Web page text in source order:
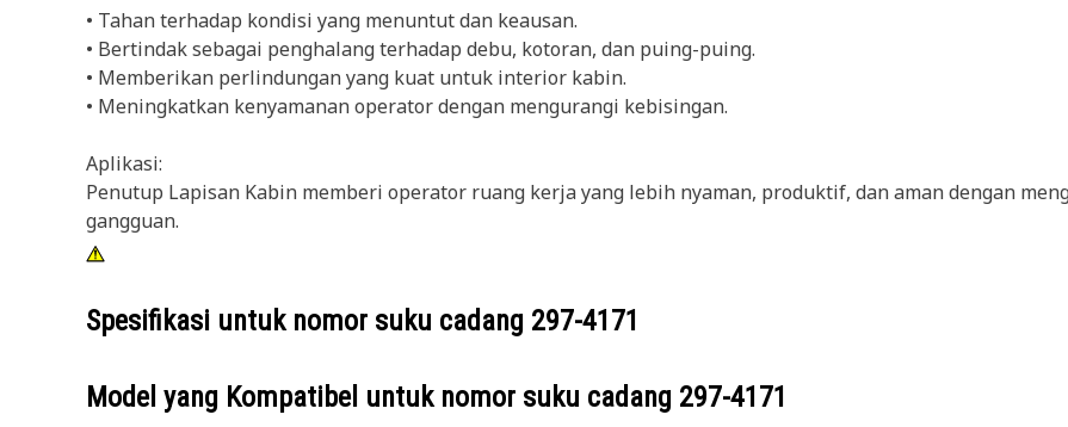
• Tahan terhadap kondisi yang menuntut dan keausan.
• Bertindak sebagai penghalang terhadap debu, kotoran, dan puing-puing.
• Memberikan perlindungan yang kuat untuk interior kabin.
• Meningkatkan kenyamanan operator dengan mengurangi kebisingan.
Aplikasi:
Penutup Lapisan Kabin memberi operator ruang kerja yang lebih nyaman, produktif, dan aman dengan
gangguan.
Spesifikasi untuk nomor suku cadang 297-4171
Model yang Kompatibel untuk nomor suku cadang 297-4171